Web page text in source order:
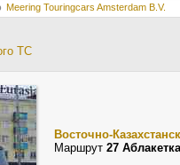
Meering Touringcars Amsterdam B.V.
ТС
Восточно-
Маршрут 27